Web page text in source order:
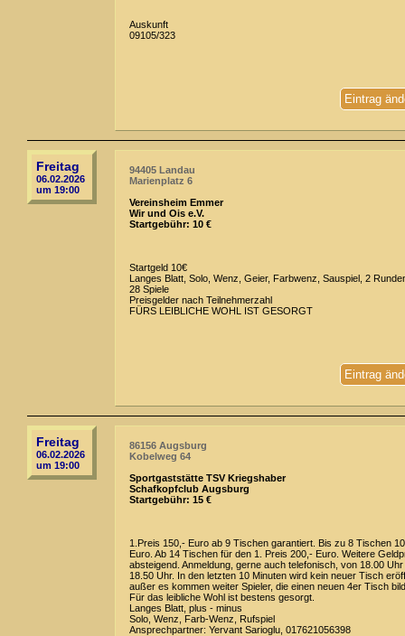
Auskunft
09105/323
Eintrag
Freitag
06.02.2026
um 19:00
94405 Landau
Marienplatz 6
Vereinsheim Emmer
Wir und Ois e.V.
Startgebühr: 10 €
Startgeld 10€
Langes Blatt, Solo, Wenz, Geier, Farbwenz, Sauspiel, 2
28 Spiele
Preisgelder nach Teilnehmerzahl
FÜRS LEIBLICHE WOHL IST GESORGT
Eintrag
Freitag
06.02.2026
um 19:00
86156 Augsburg
Kobelweg 64
Sportgaststätte TSV Kriegshaber
Schafkopfclub Augsburg
Startgebühr: 15 €
1.Preis 150,- Euro ab 9 Tischen garantiert. Bis zu 8 Tischen
Euro. Ab 14 Tischen für den 1. Preis 200,- Euro. Weitere
absteigend. Anmeldung, gerne auch telefonisch, von 18.00 Uhr
18.50 Uhr. In den letzten 10 Minuten wird kein neuer Tisch
außer es kommen weiter Spieler, die einen neuen 4er Tisch
Für das leibliche Wohl ist bestens gesorgt.
Langes Blatt, plus - minus
Solo, Wenz, Farb-Wenz, Rufspiel
Ansprechpartner: Yervant Sarioglu, 017621056398